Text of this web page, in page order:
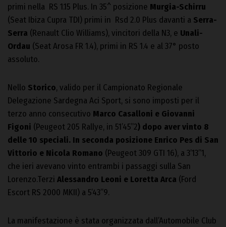
primi nella RS 1.15 Plus. In 35^ posizione Murgia-Schirru
(Seat Ibiza Cupra TDI) primi in Rsd 2.0 Plus davanti a Serra-
Serra (Renault Clio Williams), vincitori della N3, e Unali-
Ordau (Seat Arosa FR 1.4), primi in RS 1.4 e al 37° posto
assoluto.
Nello Storico, valido per il Campionato Regionale
Delegazione Sardegna Aci Sport, si sono imposti per il
terzo anno consecutivo Marco Casalloni e Giovanni
Figoni (Peugeot 205 Rallye, in 51’45”2) dopo aver vinto 8
delle 10 speciali. In seconda posizione Enrico Pes di San
Vittorio e Nicola Romano (Peugeot 309 GTI 16), a 3’13”1,
che ieri avevano vinto entrambi i passaggi sulla San
Lorenzo.Terzi Alessandro Leoni e Loretta Arca (Ford
Escort RS 2000 MKII) a 5’43”9.
La manifestazione è stata organizzata dall’Automobile Club